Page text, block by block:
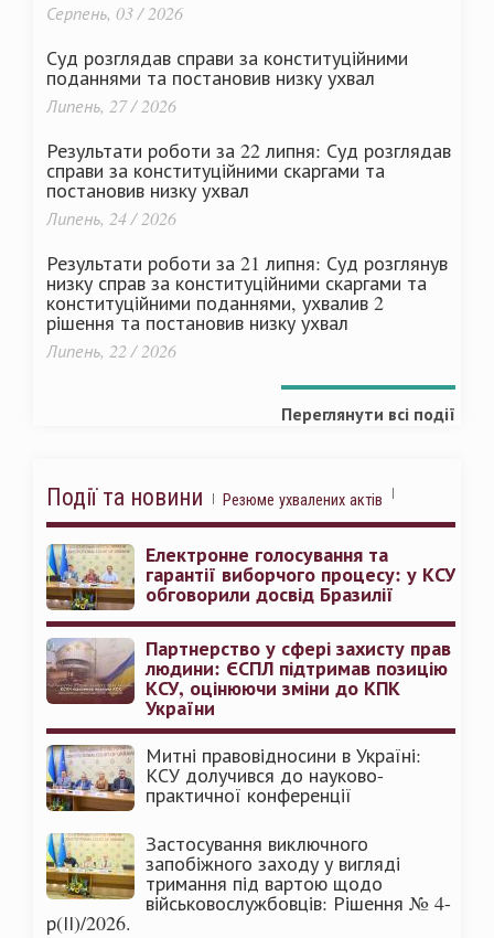
Серпень, 03 / 2026
Суд розглядав справи за конституційними
поданнями та постановив низку ухвал
Липень, 27 / 2026
Результати роботи за 22 липня: Суд розглядав
справи за конституційними скаргами та
постановив низку ухвал
Липень, 24 / 2026
Результати роботи за 21 липня: Суд розглянув
низку справ за конституційними скаргами та
конституційними поданнями, ухвалив 2
рішення та постановив низку ухвал
Липень, 22 / 2026
Переглянути всі події
Події та новини Резюме ухвалених актів
Електронне голосування та
гарантії виборчого процесу: у КСУ
обговорили досвід Бразилії
Партнерство у сфері захисту прав
людини: ЄСПЛ підтримав позицію
КСУ, оцінюючи зміни до КПК
України
Митні правовідносини в Україні:
КСУ долучився до науково-
практичної конференції
Застосування виключного
запобіжного заходу у вигляді
тримання під вартою щодо
військовослужбовців: Рішення № 4-
р(ІІ)/2026.